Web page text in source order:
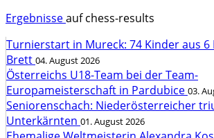
Ergebnisseauf chess-results
Turnierstart in Mureck: 74 Kinder aus 6
Brett 04. August 2026
Österreichs U18-Team bei der Team-
Europameisterschaft in Pardubice 03.
Seniorenschach: Niederösterreicher
Unterkärnten 01. August 2026